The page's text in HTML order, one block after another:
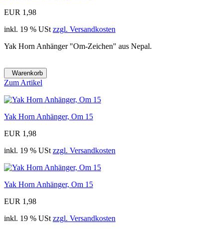
EUR 1,98
inkl. 19 % USt zzgl. Versandkosten
Yak Horn Anhänger "Om-Zeichen" aus Nepal.
Warenkorb
Zum Artikel
Yak Horn Anhänger, Om 15
EUR 1,98
inkl. 19 % USt zzgl. Versandkosten
Yak Horn Anhänger, Om 15
EUR 1,98
inkl. 19 % USt zzgl. Versandkosten